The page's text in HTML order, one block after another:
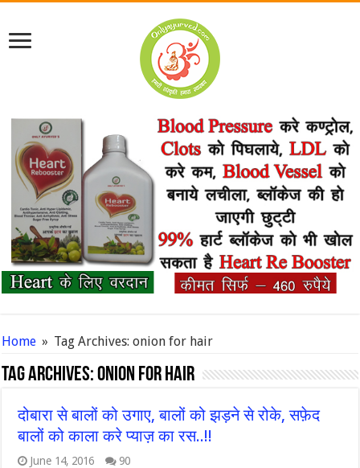
Home » Tag Archives: onion for hair
Tag Archives:onion for hair
दोबारा से बालों को उगाए, बालों को झड़ने से रोके, सफ़ेद
बालों को काला करे प्याज़ का रस..!!
June 14, 2016 90